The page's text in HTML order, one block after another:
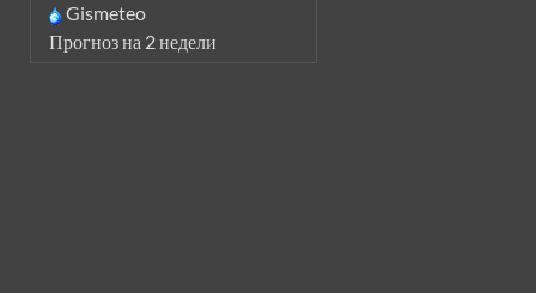
Gismeteo
Прогноз на 2 недели